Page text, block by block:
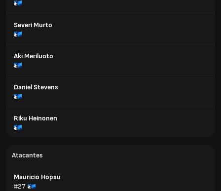
Severi Murto
Aki Meriluoto
Daniel Stevens
Riku Heinonen
Atacantes
Mauricio Hopsu
#27